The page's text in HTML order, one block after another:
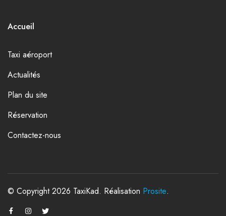
Accueil
Taxi aéroport
Actualités
Plan du site
Réservation
Contactez-nous
© Copyright 2026 TaxiKad. Réalisation Prosite.